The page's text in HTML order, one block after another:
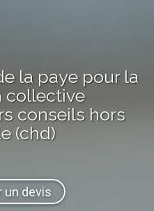
la paye pour la
collective
conseils hors
(chd)
un devis